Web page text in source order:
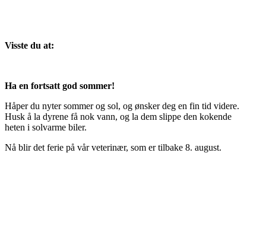
Visste du at:
Ha en fortsatt god sommer!
Håper du nyter sommer og sol, og ønsker deg en fin tid videre.
Husk å la dyrene få nok vann, og la dem slippe den kokende
heten i solvarme biler.
Nå blir det ferie på vår veterinær, som er tilbake 8. august.